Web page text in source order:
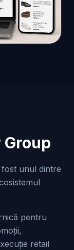
unul dintre
pentru
retail